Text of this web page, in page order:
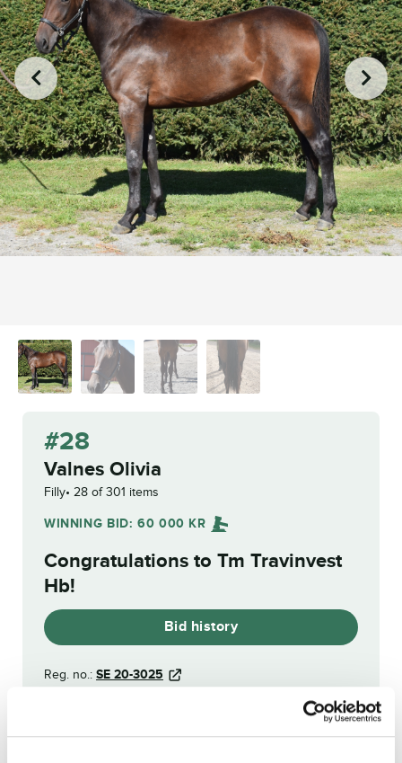
#28
Valnes Olivia
Filly 28 of 301 items
WINNING BID:60 000 KR
Congratulations to Tm Travinvest
Hb!
Bid history
Reg. no.: SE 20-3025
Poison Love Helvin Mustang Norrgård